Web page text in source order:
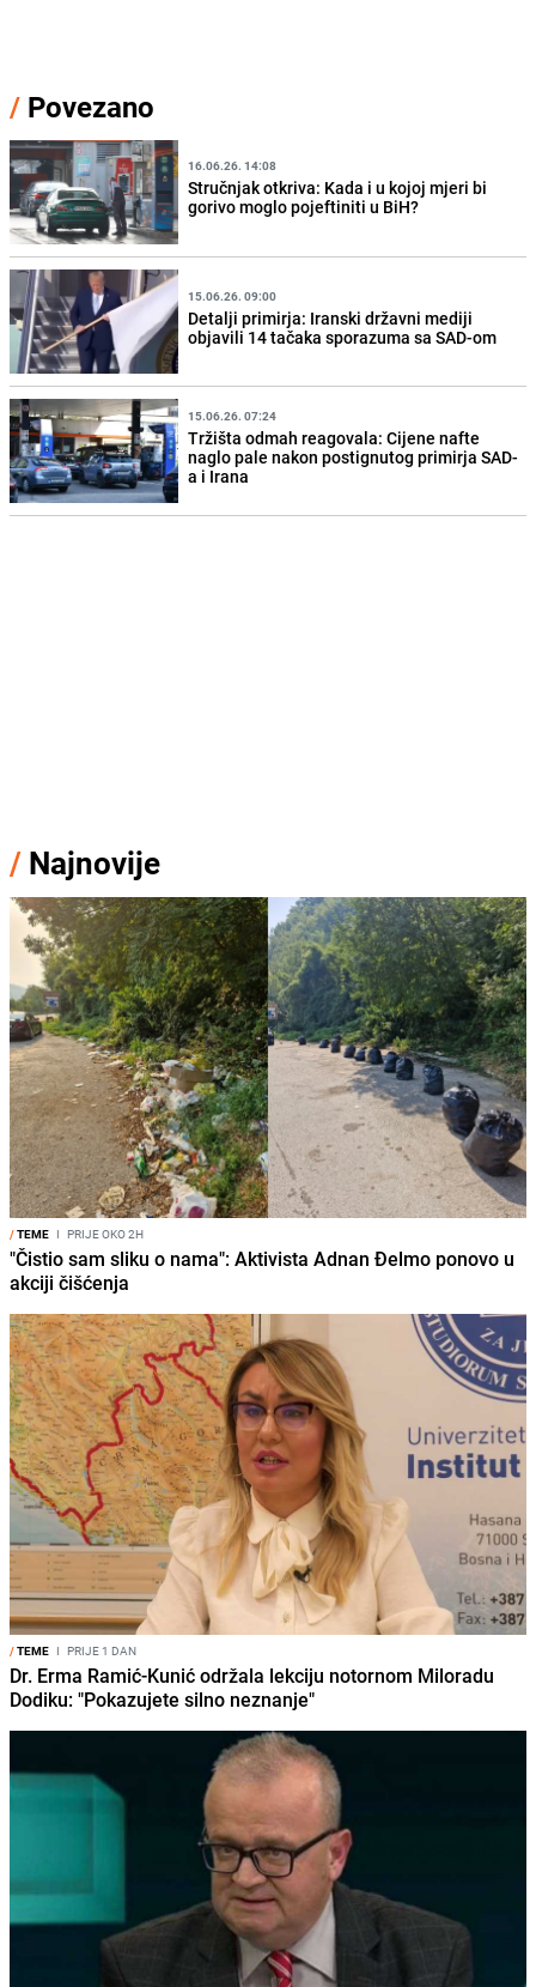
/ Povezano
16.06.26. 14:08
Stručnjak otkriva: Kada i u kojoj mjeri bi
gorivo moglo pojeftiniti u BiH?
15.06.26. 09:00
Detalji primirja: Iranski državni mediji
objavili 14 tačaka sporazuma sa SAD-om
15.06.26. 07:24
Tržišta odmah reagovala: Cijene nafte
naglo pale nakon postignutog primirja SAD-
a i Irana
/ Najnovije
/TEME I PRIJE OKO 2H
"Čistio sam sliku o nama": Aktivista Adnan Đelmo ponovo u
akciji čišćenja
/TEME I PRIJE 1 DAN
Dr. Erma Ramić-Kunić održala lekciju notornom Miloradu
Dodiku: "Pokazujete silno neznanje"